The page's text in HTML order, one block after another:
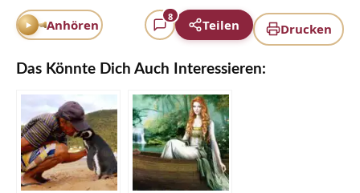
Drucken
Anhören
8
Teilen
Das Könnte Dich Auch Interessieren: